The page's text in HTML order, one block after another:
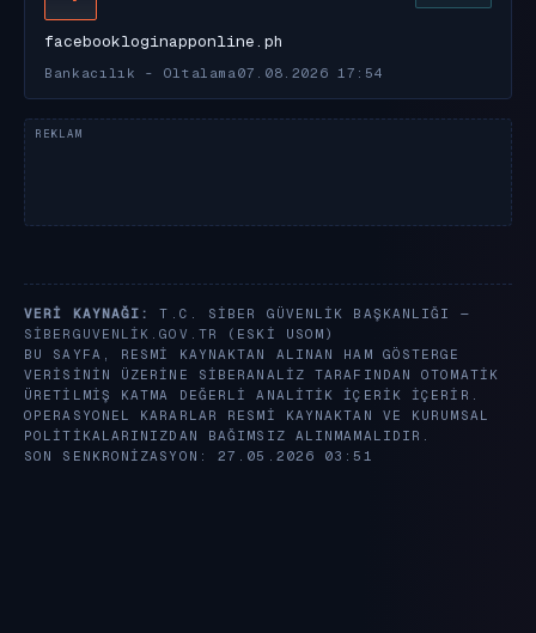
facebookloginapponline.ph
Bankacılık - Oltalama 07.08.2026 17:54
VERI KAYNAĞI:
T.C. SIBER GÜVENLIK BAŞKANLIĞI —
SIBERGUVENLIK.GOV.TR
(ESKI USOM)
BU SAYFA, RESMI KAYNAKTAN ALINAN HAM GÖSTERGE
VERISININ ÜZERINE SIBERANALIZ TARAFINDAN OTOMATIK
ÜRETILMIŞ KATMA DEĞERLI ANALITIK IÇERIK IÇERIR.
OPERASYONEL KARARLAR RESMI KAYNAKTAN VE KURUMSAL
POLITIKALARINIZDAN BAĞIMSIZ ALINMAMALIDIR.
SON SENKRONIZASYON: 27.05.2026 03:51